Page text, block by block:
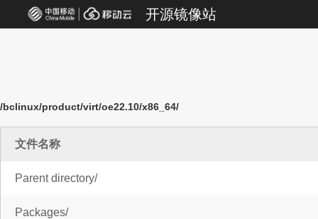
开源镜像站
/bclinux/product/virt/oe22.10/x86_64/
文件名称
Parent directory/
Packages/